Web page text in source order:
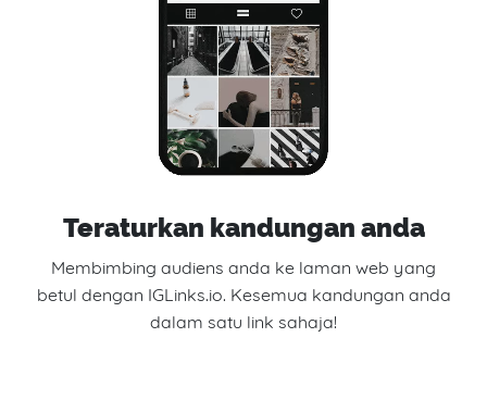
Teraturkan kandungan anda
Membimbing audiens anda ke laman web yang
betul dengan IGLinks.io. Kesemua kandungan anda
dalam satu link sahaja!